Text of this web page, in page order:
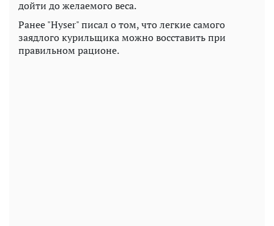
дойти до желаемого веса.
Ранее "Hyser" писал о том, что легкие самого
заядлого курильщика можно восставить при
правильном рационе.